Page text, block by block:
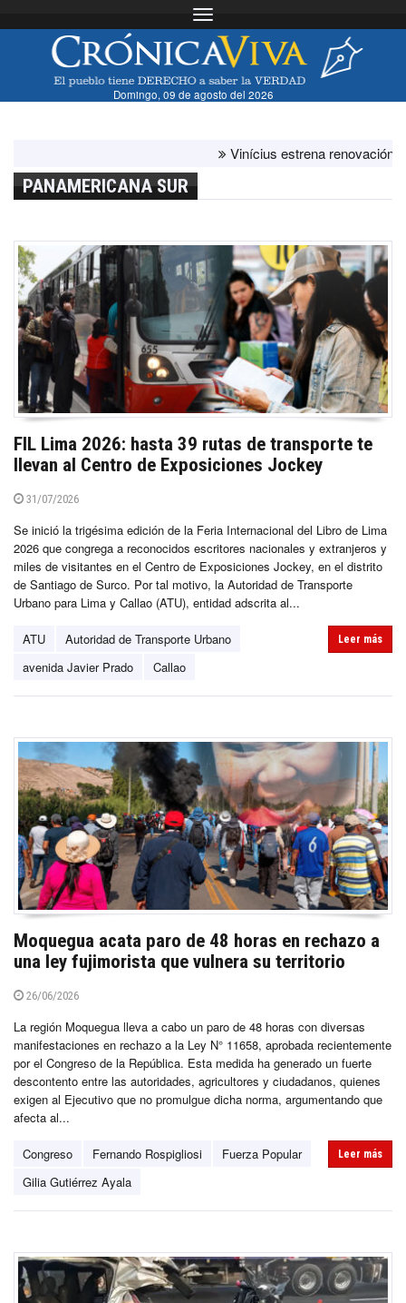
Toggle navigation
Domingo, 09 de agosto del 2026
Vinícius estrena renovación con
PANAMERICANA SUR
FIL Lima 2026: hasta 39 rutas de transporte te
llevan al Centro de Exposiciones Jockey
31/07/2026
Se inició la trigésima edición de la Feria Internacional del Libro de Lima
2026 que congrega a reconocidos escritores nacionales y extranjeros y
miles de visitantes en el Centro de Exposiciones Jockey, en el distrito
de Santiago de Surco. Por tal motivo, la Autoridad de Transporte
Urbano para Lima y Callao (ATU), entidad adscrita al...
ATU
Autoridad de Transporte Urbano
avenida Javier Prado
Callao
Leer más
Moquegua acata paro de 48 horas en rechazo a
una ley fujimorista que vulnera su territorio
26/06/2026
La región Moquegua lleva a cabo un paro de 48 horas con diversas
manifestaciones en rechazo a la Ley N° 11658, aprobada recientemente
por el Congreso de la República. Esta medida ha generado un fuerte
descontento entre las autoridades, agricultores y ciudadanos, quienes
exigen al Ejecutivo que no promulgue dicha norma, argumentando que
afecta al...
Congreso Fernando Rospigliosi
Fuerza Popular
Gilia Gutiérrez Ayala
Leer más